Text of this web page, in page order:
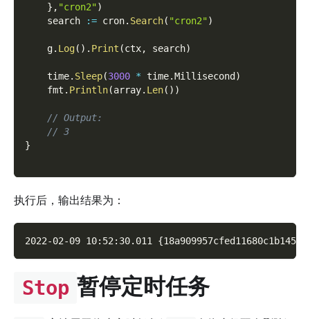
} , "cron2")
    search
:= cron. Search( "cron2")
    g
. Log( ) . Print (ctx, search)
    time
. Sleep(3000 * time.Millisecond )
    fmt
. Println(array. Len( ) )
// Output:
// 3
}
执行后，输出结果为：
2022-02-09 10:52:30.011
Stop 暂停定时任务